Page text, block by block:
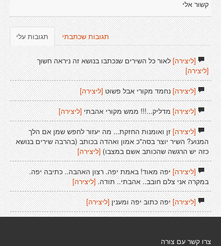
קשור אלי
תגובות עלי תגובות שכתבתי
[ליצירה]לאור כל השירים שנכתבו בנושא זה ניראה חשוך
[ליצירה]
[ליצירה]נחמד מקורי אבל פשוט [ליצירה]
[ליצירה]מדליק...!!! ממש מקורי אהבתי [ליצירה]
[ליצירה]זן ואומנות החזקת... מה יעזור לחפש שמן אם הלך
המנוע? השיר יוצר בסה"כ אמון ואהדה בכותב (בהרבה שירים בנושא
כזה יש הרגשה שהכותב אשם במצבו) [ליצירה]
[ליצירה]יפה מאוד! באמת יפה. רצון האהבה.. כתיבה יפה.
במקרה אני צלם חובב.. אהבתי.. תודה. [ליצירה]
[ליצירה]יפה כתוב יפה ומענין [ליצירה]
צרו קשר עם צורה